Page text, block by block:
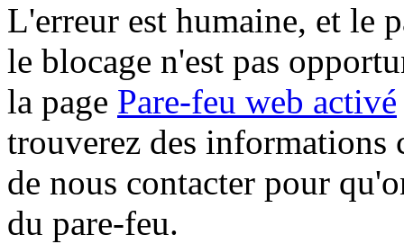
L'erreur est humaine, et le
le blocage n'est pas
la page Pare-feu web activé
trouverez des informations
de nous contacter pour
du pare-feu.